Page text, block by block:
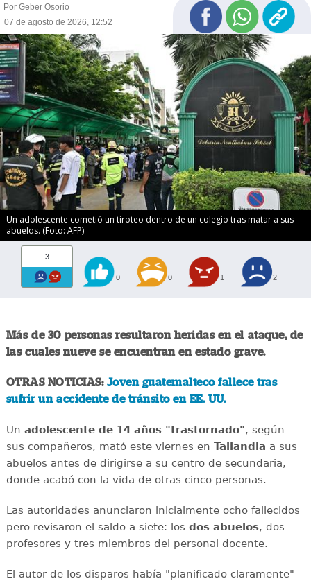
Por Geber Osorio
07 de agosto de 2026, 12:52
Un adolescente cometió un tiroteo dentro de un colegio tras matar a sus
abuelos. (Foto: AFP)
3
0 0 1 2
Más de 30 personas resultaron heridas en el ataque, de
las cuales nueve se encuentran en estado grave.
OTRAS NOTICIAS: Joven guatemalteco fallece tras
sufrir un accidente de tránsito en EE. UU.
Un adolescente de 14 años "trastornado", según
sus compañeros, mató este viernes en Tailandia a sus
abuelos antes de dirigirse a su centro de secundaria,
donde acabó con la vida de otras cinco personas.
Las autoridades anunciaron inicialmente ocho fallecidos
pero revisaron el saldo a siete: los dos abuelos, dos
profesores y tres miembros del personal docente.
El autor de los disparos había "planificado claramente"